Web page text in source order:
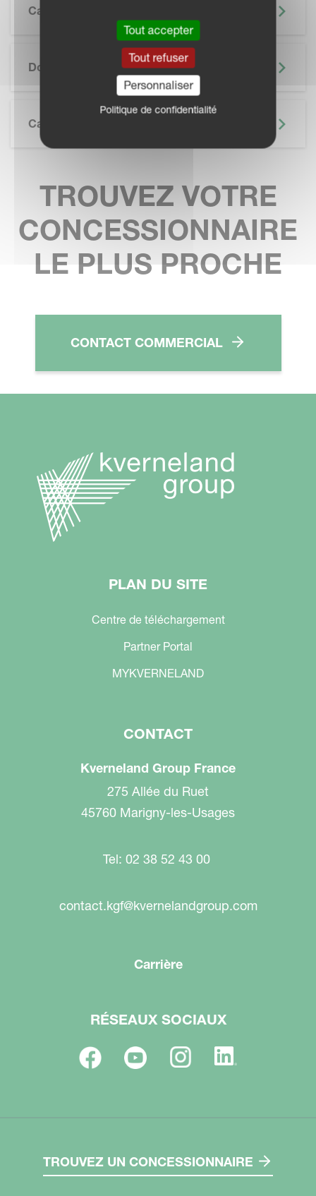
Caractéristiques
Documentation
Caractéristiques Techniques
TROUVEZ VOTRE
CONCESSIONNAIRE
LE PLUS PROCHE
CONTACT COMMERCIAL
PLAN DU SITE
Centre de téléchargement
Partner Portal
MYKVERNELAND
CONTACT
Kverneland Group France
275 Allée du Ruet
45760 Marigny-les-Usages
Tel: 02 38 52 43 00
contact.kgf@kvernelandgroup.com
Carrière
RÉSEAUX SOCIAUX
TROUVEZ UN CONCESSIONNAIRE
Tout accepter
Tout refuser
Personnaliser
Politique de confidentialité